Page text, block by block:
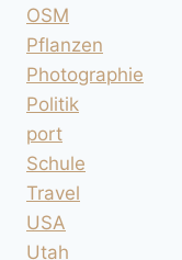
OSM
Pflanzen
Photographie
Politik
port
Schule
Travel
USA
Utah